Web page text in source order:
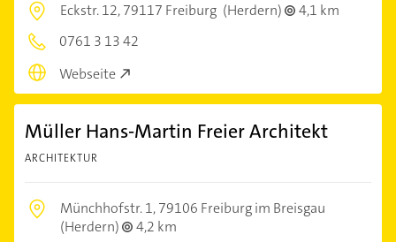
Eckstr. 12,79117 Freiburg (Herdern)
4,1 km
0761 3 13 42
Webseite
Müller Hans-Martin Freier Architekt
ARCHITEKTUR
Münchhofstr. 1,79106 Freiburg im Breisgau
(Herdern)
4,2 km